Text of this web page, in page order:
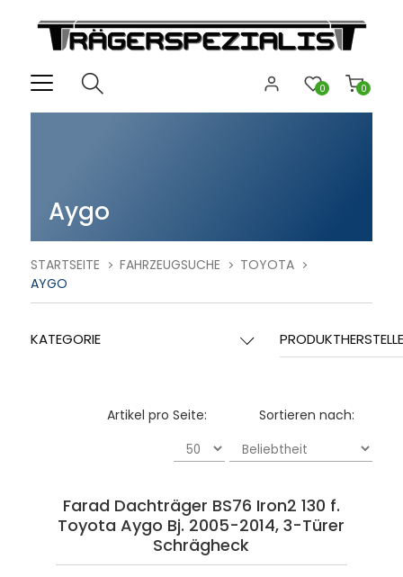
0
0
Aygo
STARTSEITE FAHRZEUGSUCHE
TOYOTA
AYGO
KATEGORIE
Sortieren nach:
Artikel pro Seite:
Farad Dachträger BS76 Iron2 130 f.
Toyota Aygo Bj. 2005-2014, 3-Türer
Schrägheck